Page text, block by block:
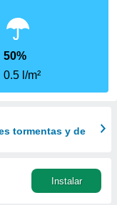
50%
0.5 l/m²
tormentas y de
Instalar